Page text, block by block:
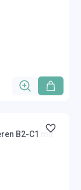
B2-C1 mit